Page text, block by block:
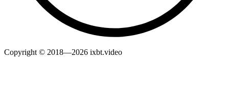
Copyright © 2018—2026 ixbt.video